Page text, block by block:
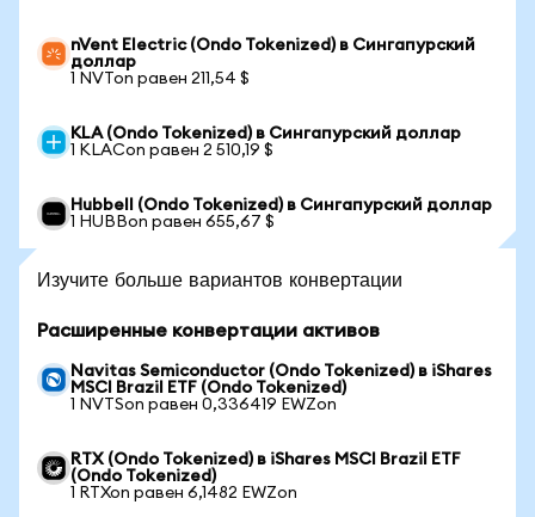
nVent Electric (Ondo Tokenized) в Сингапурский
доллар
1 NVTon равен 211,54 $
KLA (Ondo Tokenized) в Сингапурский доллар
1 KLACon равен 2 510,19 $
Hubbell (Ondo Tokenized) в Сингапурский доллар
1 HUBBon равен 655,67 $
Изучите больше вариантов конвертации
Расширенные конвертации активов
Navitas Semiconductor (Ondo Tokenized) в iShares
MSCI Brazil ETF (Ondo Tokenized)
1 NVTSon равен 0,336419 EWZon
RTX (Ondo Tokenized) в iShares MSCI Brazil ETF
(Ondo Tokenized)
1 RTXon равен 6,1482 EWZon